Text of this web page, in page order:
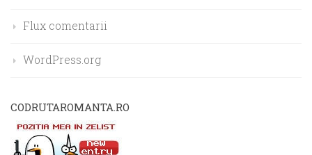
Flux comentarii
WordPress.org
CODRUTAROMANTA.RO